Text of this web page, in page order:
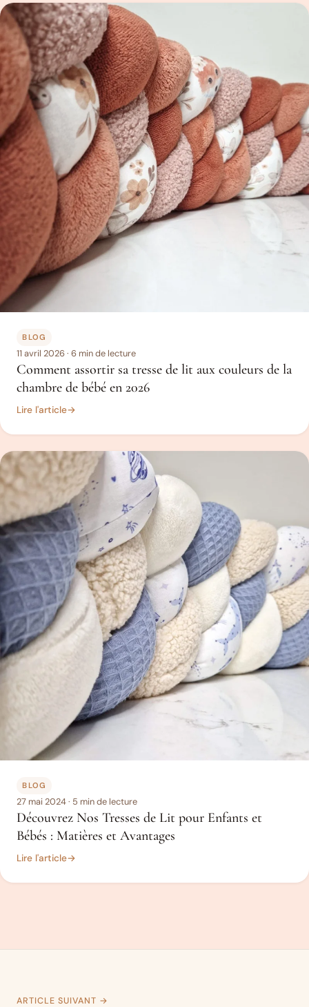
BLOG
11 avril 2026· 6 min de lecture
Comment assortir sa tresse de lit aux couleurs de la
chambre de bébé en 2026
Lire l'article→
BLOG
27 mai 2024· 5 min de lecture
Découvrez Nos Tresses de Lit pour Enfants et
Bébés : Matières et Avantages
Lire l'article→
ARTICLE SUIVANT →